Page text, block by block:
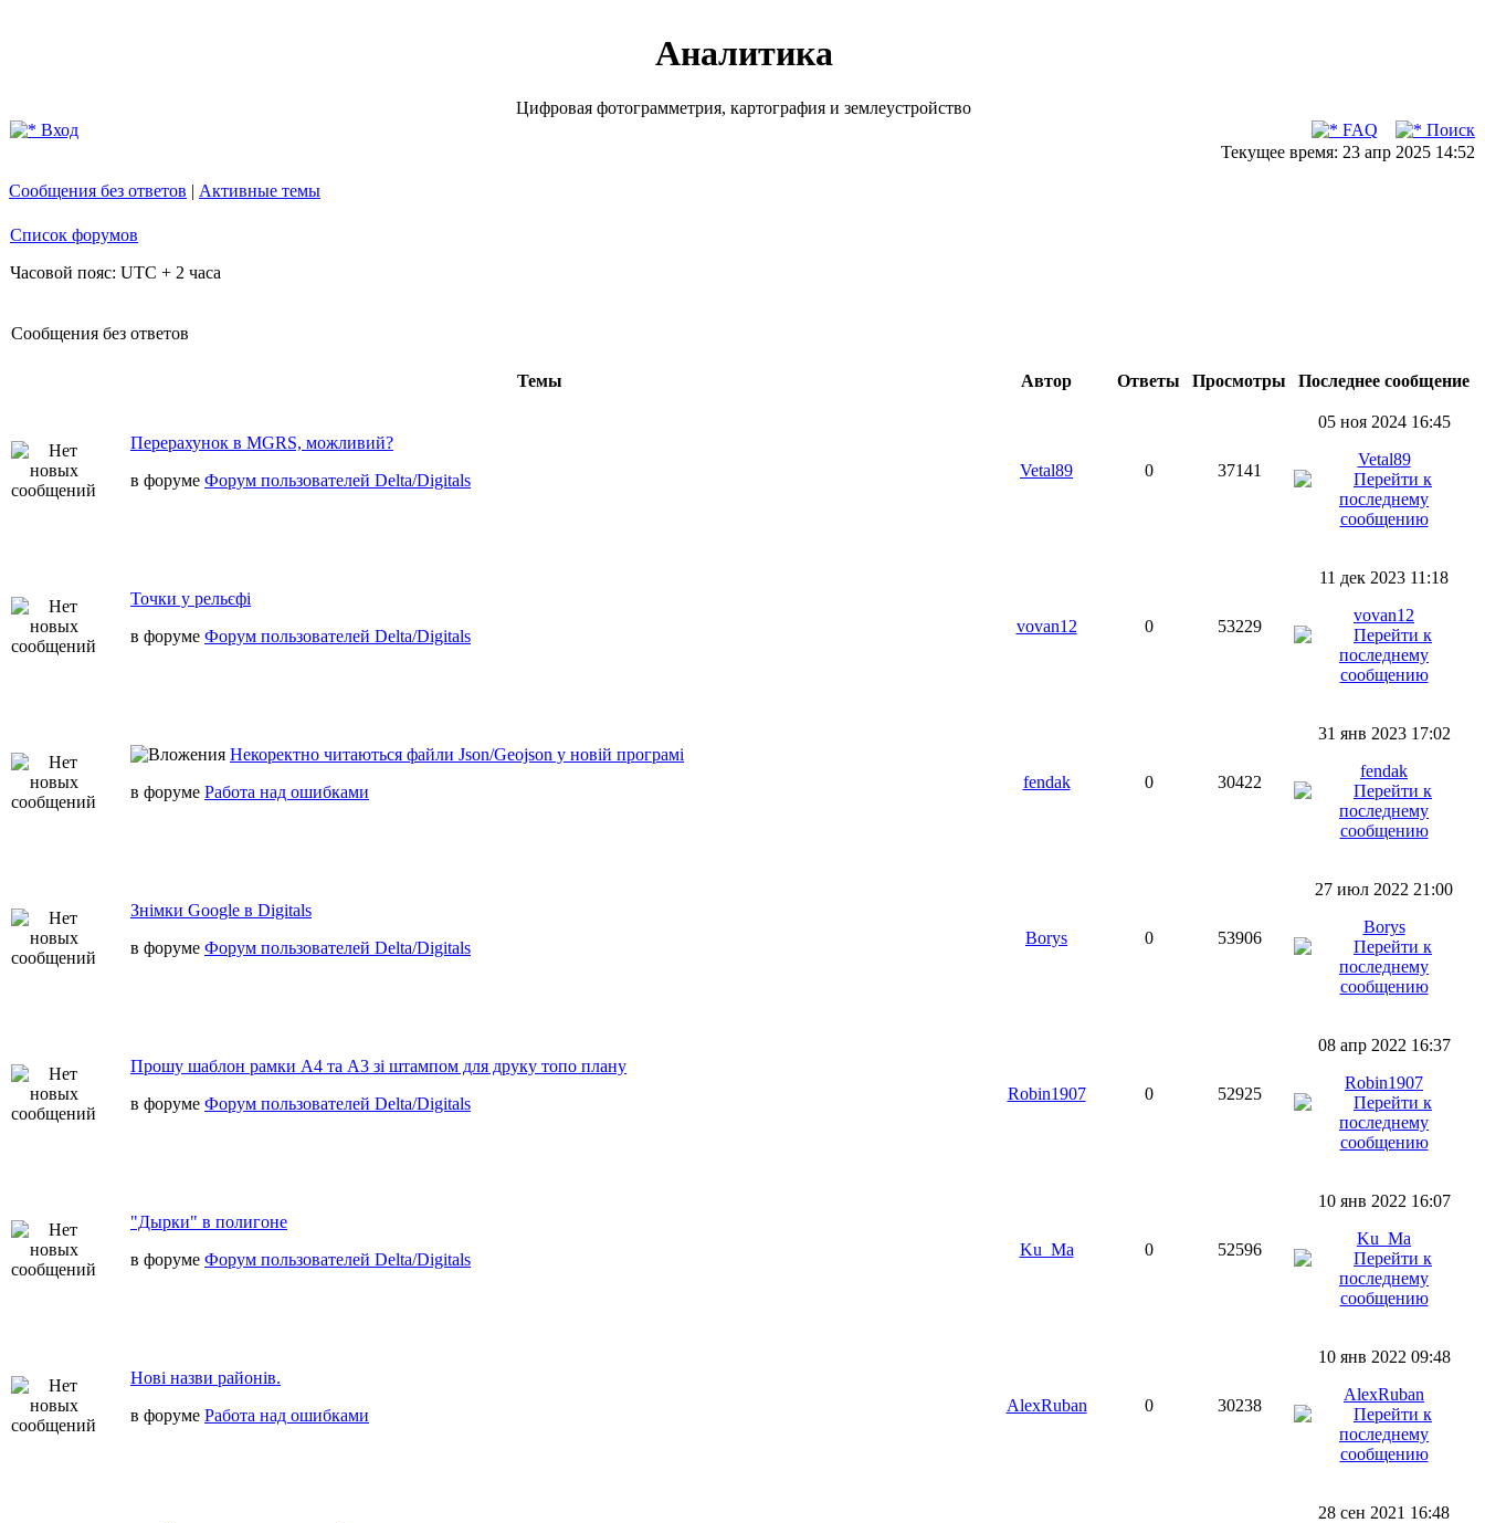
Аналитика
Цифровая фотограмметрия, картография и землеустройство
Вход
FAQ
Поиск
Текущее время: 23 апр 2025 14:52
Сообщения без ответов | Активные темы
Список форумов
Часовой пояс: UTC + 2 часа
Сообщения без ответов
Темы Автор Ответы Просмотры Последнее сообщение
Перерахунок в MGRS, можливий?
в форуме Форум пользователей Delta/Digitals
Vetal89 0 37141
05 ноя 2024 16:45
Vetal89
Точки у рельєфі
в форуме Форум пользователей Delta/Digitals
vovan12 0 53229
11 дек 2023 11:18
vovan12
Некоректно читаються файли Json/Geojson у новій програмі
в форуме Работа над ошибками
fendak 0 30422
31 янв 2023 17:02
fendak
Знімки Google в Digitals
в форуме Форум пользователей Delta/Digitals
Borys 0 53906
27 июл 2022 21:00
Borys
Прошу шаблон рамки А4 та А3 зі штампом для друку топо плану
в форуме Форум пользователей Delta/Digitals
Robin1907 0 52925
08 апр 2022 16:37
Robin1907
"Дырки" в полигоне
в форуме Форум пользователей Delta/Digitals
Ku_Ma 0 52596
10 янв 2022 16:07
Ku_Ma
Нові назви районів.
в форуме Работа над ошибками
AlexRuban 0 30238
10 янв 2022 09:48
AlexRuban
28 сен 2021 16:48